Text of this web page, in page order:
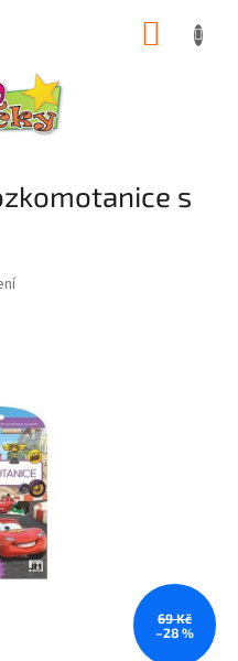
s
69 Kč
–28 %